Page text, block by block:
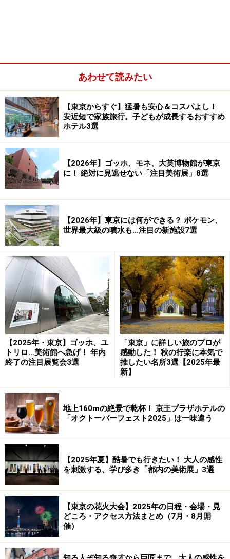
赤坂永田町エリアの高台に位置する『日枝神社』。広々とし
た境内ではひなたぼっこしながらなごむ人の姿も
国会議事堂や首相官邸、議員会館、議員たちが訪れる高
級ホテルなどが集まる政治の中心・赤坂永田町エリアの
小高い丘の上に鎮座する日枝神社。社殿を目指し階段で
上るのは体力を使いますが、エスカレーターも設置され
ているのでお年寄りや足に自信のない人でもお参りしや
日枝神社には万物の成長発展の神さま・オオヤマクイノ
カミが祀られていて、厄除け・安産・縁結びにご利益が
ある神社として知られています。
社殿のすぐ前にある『神猿像』
そして神門や社殿の前など境内には、なぜか猿の像が多
数安置。ご祭神にお参りした後、猿の像にもお祈りする
人の姿が見られます。これは日枝神社では猿が神さまの
お使いとされているから。一般に猿は繁殖・安産の神と
像をなで祈る人が多いのです。
また「猿」は「縁」と音が同じことから、良縁を運んで
来てくれる神さまの使いとも言われています。授与所で
いただける、猿がかわいらしくデザインされた『縁結び
守』（500円）もおススメです。
＜DATA＞
■日枝神社
住所：東京都千代田区永田町2-10-5
電話：03-3581-2471
開門時間：5:00～18:00（4月～9月）／6:00～17:00（10
あわせて読みたい
【東京からすぐ】猛暑も安心＆コスパよし！
安近短で家族旅行。子どもが成長するおすすめ
ホテル3選
【2026年】ゴッホ、モネ、大英博物館が東京
に！ 絶対に見逃せない「注目美術展」8選
【2026年】東京には何ができる？ ポケモン、
世界最大級の噴水も…注目の新施設7選
【2025年・東京】ゴッホ、ユ
トリロ…美術館へ急げ！ 年内
終了の注目展覧会3選
「東京」に詳しい旅のプロが
感動した！ 秋の行楽に本気で
推したい名所3選【2025年最
新】
地上160mの絶景で乾杯！ 京王プラザホテルの
「オクトーバーフェスト2025」は一味違う
【2025年夏】酷暑でも行きたい！ 大人の感性
を刺激する、学び多き「都内の美術展」3選
【東京の花火大会】2025年の日程・会場・見
どころ・アクセス方法まとめ（7月・8月開
催）